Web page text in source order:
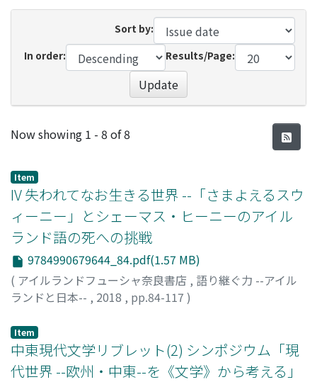
Sort by:
In order:
Results/Page:
Update
Recent Submissions
Now showing 1 - 8 of 8
Item
IV 失われてなお生きる世界 --「さまよえるスウ
ィーニー」とシェーマス・ヒーニーのアイル
ランド語の死への挑戦
9784990679644_84.pdf(1.57 MB)
( アイルランドフューシャ奈良書店 , 語り継ぐ力 --アイル
ランドと日本-- , 2018 , pp.84-117 )
Item
中東現代文学リブレット(2) シンポジウム「現
代世界 --欧州・中東--を《文学》から考える」